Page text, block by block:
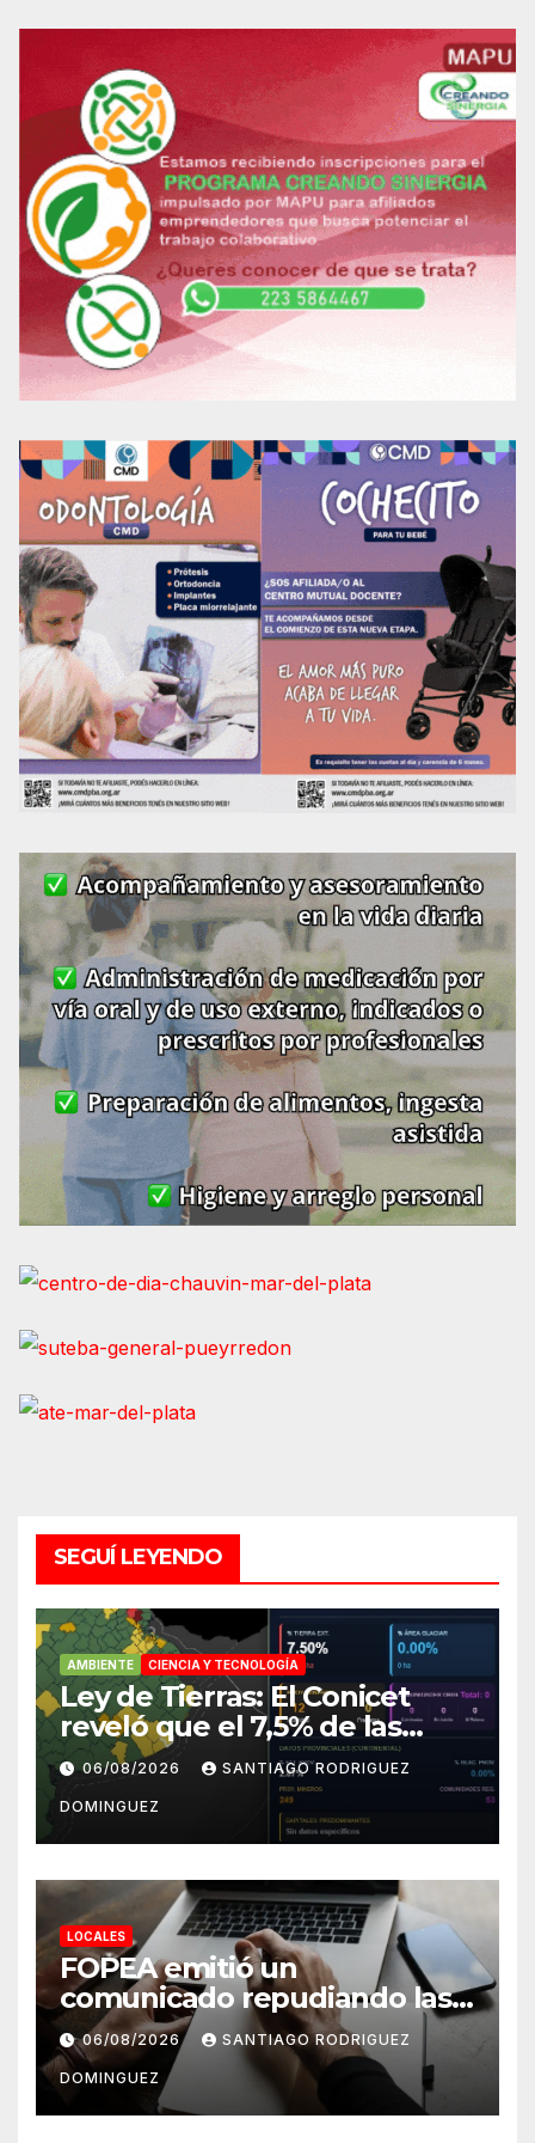
SEGUÍ LEYENDO
AMBIENTE CIENCIA Y TECNOLOGÍA
Ley de Tierras: El Conicet
reveló que el 7,5% de las
tierras rurales de Mar del
Plata pertenecen a
extranjeros
06/08/2026 SANTIAGO RODRIGUEZ
DOMINGUEZ
LOCALES
FOPEA emitió un
comunicado repudiando las
cuentas pseudo periodísticas
de Instagram en Mar del
Plata
06/08/2026 SANTIAGO RODRIGUEZ
DOMINGUEZ